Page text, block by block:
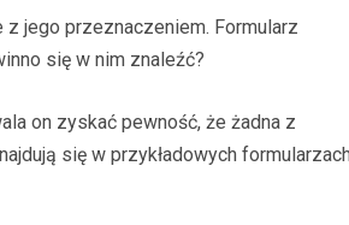
z jego przeznaczeniem. Formularz
się w nim znaleźć?
on zyskać pewność, że żadna z
się w przykładowych